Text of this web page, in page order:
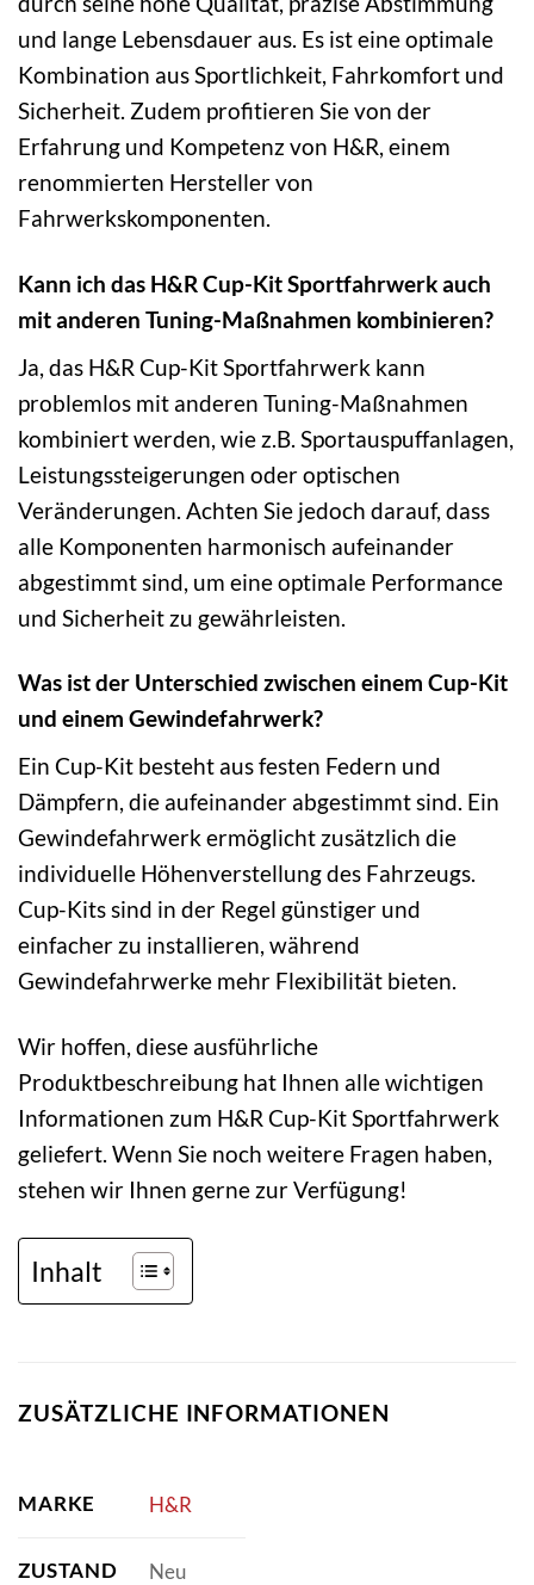
und lange Lebensdauer aus. Es ist eine optimale
Kombination aus Sportlichkeit, Fahrkomfort und
Sicherheit. Zudem profitieren Sie von der
Erfahrung und Kompetenz von H&R, einem
renommierten Hersteller von
Fahrwerkskomponenten.
Kann ich das H&R Cup-Kit Sportfahrwerk auch
mit anderen Tuning-Maßnahmen kombinieren?
Ja, das H&R Cup-Kit Sportfahrwerk kann
problemlos mit anderen Tuning-Maßnahmen
kombiniert werden, wie z.B. Sportauspuffanlagen,
Leistungssteigerungen oder optischen
Veränderungen. Achten Sie jedoch darauf, dass
alle Komponenten harmonisch aufeinander
abgestimmt sind, um eine optimale Performance
und Sicherheit zu gewährleisten.
Was ist der Unterschied zwischen einem Cup-Kit
und einem Gewindefahrwerk?
Ein Cup-Kit besteht aus festen Federn und
Dämpfern, die aufeinander abgestimmt sind. Ein
Gewindefahrwerk ermöglicht zusätzlich die
individuelle Höhenverstellung des Fahrzeugs.
Cup-Kits sind in der Regel günstiger und
einfacher zu installieren, während
Gewindefahrwerke mehr Flexibilität bieten.
Wir hoffen, diese ausführliche
Produktbeschreibung hat Ihnen alle wichtigen
Informationen zum H&R Cup-Kit Sportfahrwerk
geliefert. Wenn Sie noch weitere Fragen haben,
stehen wir Ihnen gerne zur Verfügung!
Inhalt
ZUSÄTZLICHE INFORMATIONEN
MARKE H&R
ZUSTAND Neu